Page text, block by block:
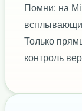
Помни: на
Только
контроль